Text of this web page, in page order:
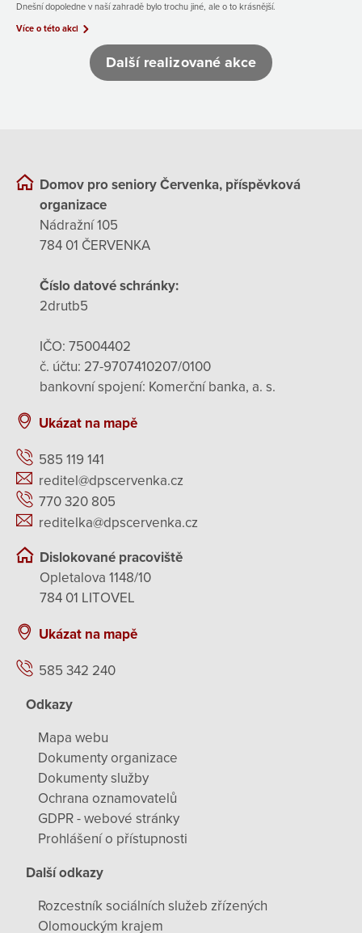
Dnešní dopoledne v naší zahradě bylo trochu jiné, ale o to krásnější.
Více o této akci
Další realizované akce
Domov pro seniory Červenka, příspěvková
organizace
Nádražní 105
784 01 ČERVENKA
Číslo datové schránky:
2drutb5
IČO: 75004402
č. účtu: 27-9707410207/0100
bankovní spojení: Komerční banka, a. s.
Ukázat na mapě
585 119 141
reditel@dpscervenka.cz
770 320 805
reditelka@dpscervenka.cz
Dislokované pracoviště
Opletalova 1148/10
784 01 LITOVEL
Ukázat na mapě
585 342 240
Odkazy
Mapa webu
Dokumenty organizace
Dokumenty služby
Ochrana oznamovatelů
GDPR - webové stránky
Prohlášení o přístupnosti
Další odkazy
Rozcestník sociálních služeb zřízených
Olomouckým krajem